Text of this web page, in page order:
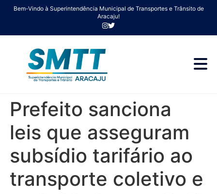
Bem-Vindo à Superintendência Municipal de Transportes e Trânsito de
Aracaju!
Prefeito sanciona
leis que asseguram
subsídio tarifário ao
transporte coletivo e